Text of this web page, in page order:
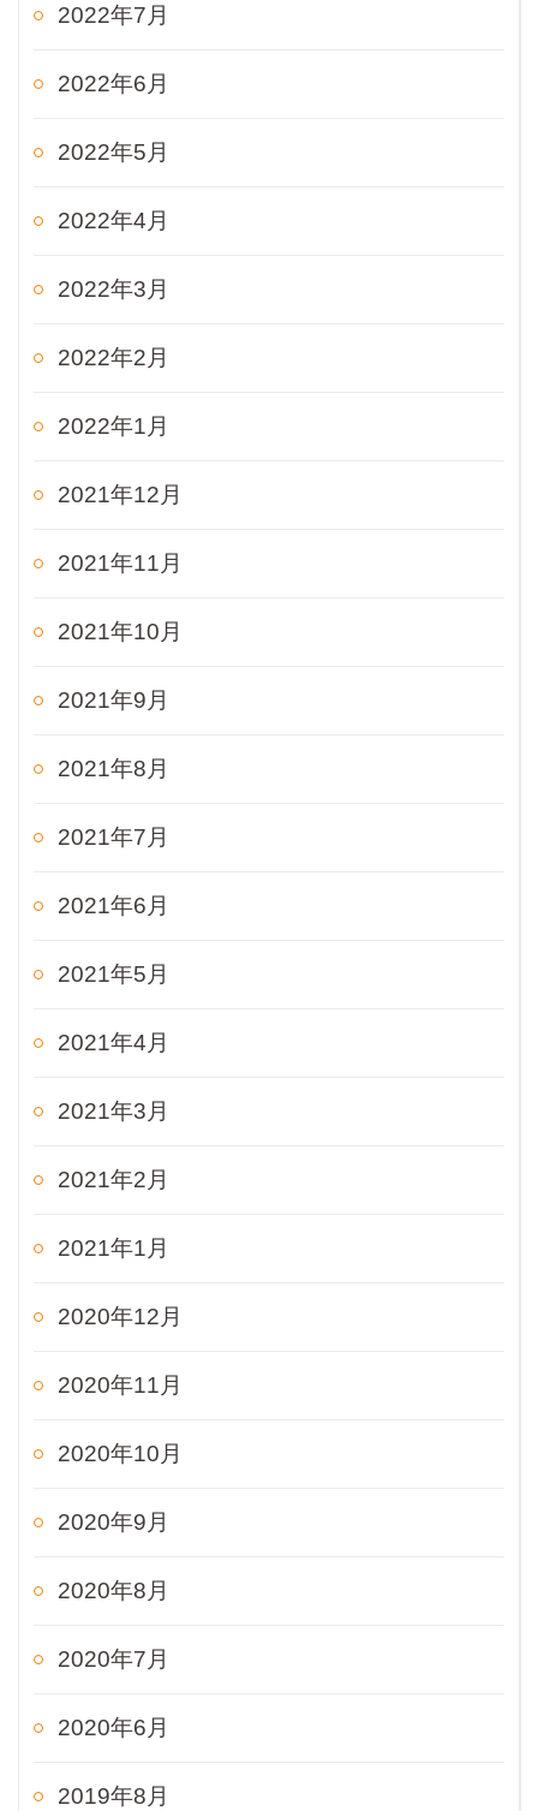
2022年7月
2022年6月
2022年5月
2022年4月
2022年3月
2022年2月
2022年1月
2021年12月
2021年11月
2021年10月
2021年9月
2021年8月
2021年7月
2021年6月
2021年5月
2021年4月
2021年3月
2021年2月
2021年1月
2020年12月
2020年11月
2020年10月
2020年9月
2020年8月
2020年7月
2020年6月
2019年8月